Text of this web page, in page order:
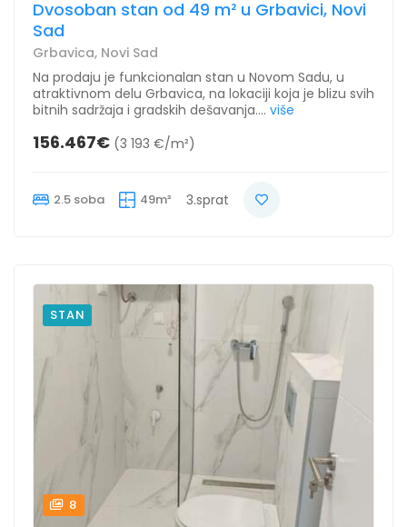
Dvosoban stan od 49 m² u Grbavici, Novi
Sad
Grbavica, Novi Sad
Na prodaju je funkcionalan stan u Novom Sadu, u
atraktivnom delu Grbavica, na lokaciji koja je blizu svih
bitnih sadržaja i gradskih dešavanja.... više
156.467€ (3 193 €/m²)
2.5 soba 49m² 3.sprat
STAN
8